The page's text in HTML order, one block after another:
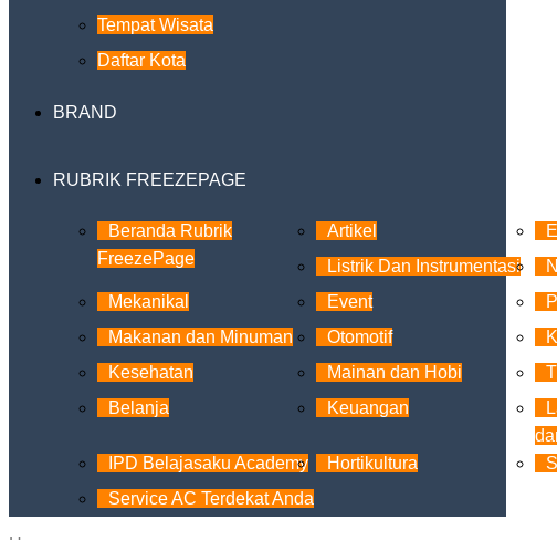
Tempat Wisata
Daftar Kota
BRAND
RUBRIK FREEZEPAGE
Beranda Rubrik
FreezePage
Artikel
Listrik Dan Instrumentasi
Mekanikal
Event
Makanan dan Minuman
Otomotif
Kesehatan
Mainan dan Hobi
Belanja
Keuangan
IPD Belajasaku Academy
Hortikultura
Service AC Terdekat Anda